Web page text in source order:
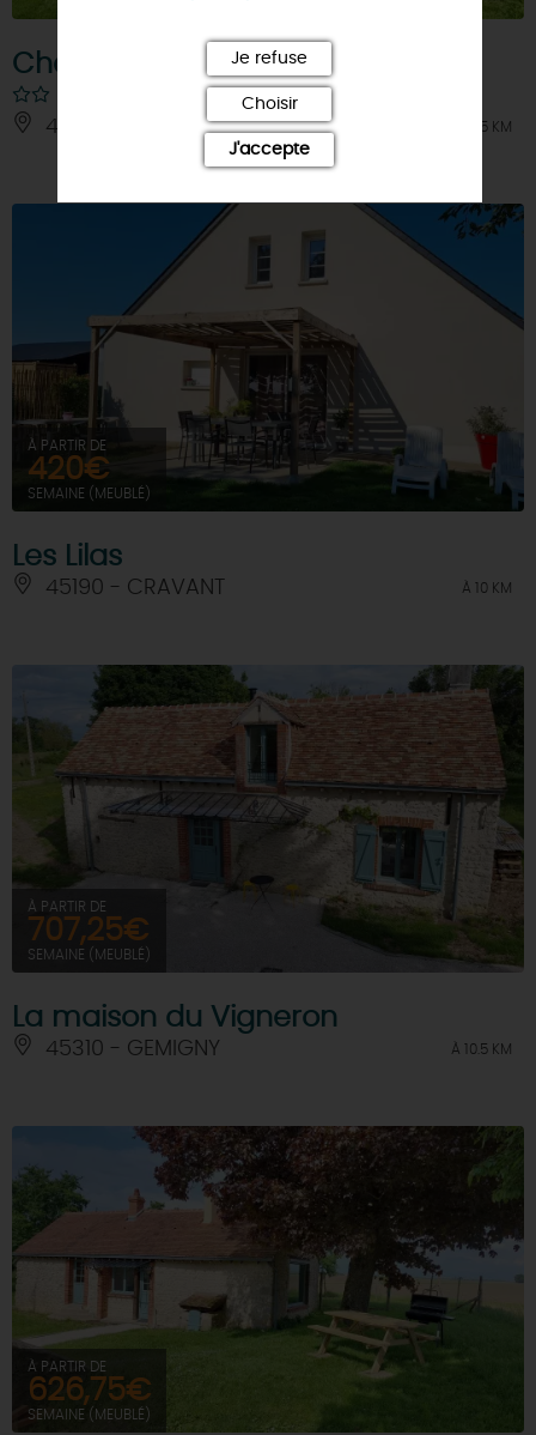
Château de la Touanne
45130 - BACCON À 8.5 KM
À PARTIR DE
420€
SEMAINE (MEUBLÉ)
Les Lilas
45190 - CRAVANT À 10 KM
À PARTIR DE
707,25€
SEMAINE (MEUBLÉ)
La maison du Vigneron
45310 - GEMIGNY À 10.5 KM
À PARTIR DE
626,75€
SEMAINE (MEUBLÉ)
Je refuse
Choisir
J'accepte